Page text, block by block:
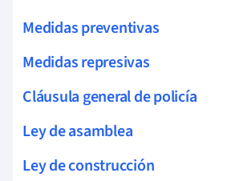
Medidas preventivas
Medidas represivas
Cláusula general de policía
Ley de asamblea
Ley de construcción